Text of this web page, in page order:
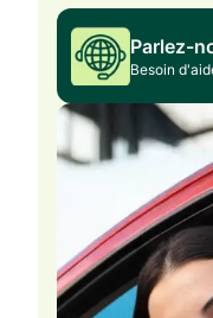
Parlez-
Besoin